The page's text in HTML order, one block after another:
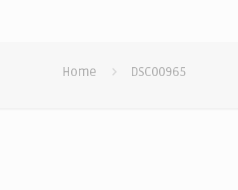
Home DSC00965